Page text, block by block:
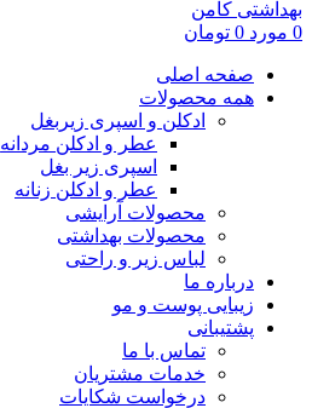
0 مورد 0 تومان
صفحه اصلی
همه محصولات
ادکلن و اسپری زیربغل
عطر و ادکلن مردانه
اسپری زیر بغل
عطر و ادکلن زنانه
محصولات آرایشی
محصولات بهداشتی
لباس زیر و راحتی
درباره ما
زیبایی پوست و مو
پشتیبانی
تماس با ما
خدمات مشتریان
درخواست شکایات